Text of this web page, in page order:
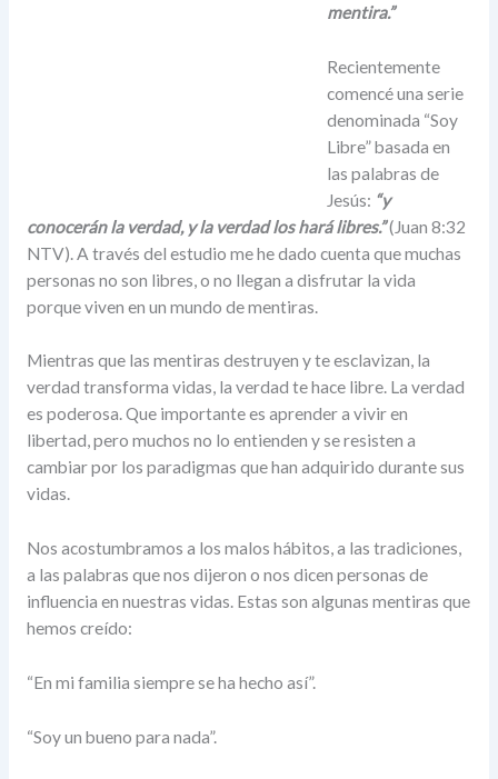
mentira.”
Recientemente
comencé una serie
denominada “Soy
Libre” basada en
las palabras de
Jesús: “y
conocerán la verdad, y la verdad los hará libres.”(Juan 8:32
NTV). A través del estudio me he dado cuenta que muchas
personas no son libres, o no llegan a disfrutar la vida
porque viven en un mundo de mentiras.
Mientras que las mentiras destruyen y te esclavizan, la
verdad transforma vidas, la verdad te hace libre. La verdad
es poderosa. Que importante es aprender a vivir en
libertad, pero muchos no lo entienden y se resisten a
cambiar por los paradigmas que han adquirido durante sus
vidas.
Nos acostumbramos a los malos hábitos, a las tradiciones,
a las palabras que nos dijeron o nos dicen personas de
influencia en nuestras vidas. Estas son algunas mentiras que
hemos creído:
“En mi familia siempre se ha hecho así”.
“Soy un bueno para nada”.